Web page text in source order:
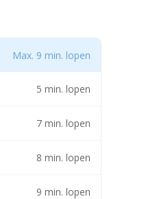
aan
neem contact op
Max. 9 min. lopen
5 min. lopen
7 min. lopen
8 min. lopen
9 min. lopen